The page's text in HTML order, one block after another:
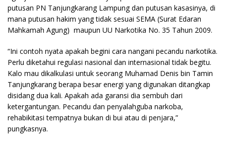
putusan PN Tanjungkarang Lampung dan putusan kasasinya, di
mana putusan hakim yang tidak sesuai SEMA (Surat Edaran
Mahkamah Agung) maupun UU Narkotika No. 35 Tahun 2009.
“Ini contoh nyata apakah begini cara nangani pecandu narkotika.
Perlu diketahui regulasi nasional dan internasional tidak begitu.
Kalo mau dikalkulasi untuk seorang Muhamad Denis bin Tamin
Tanjungkarang berapa besar energi yang digunakan ditangkap
disidang dua kali. Apakah ada garansi dia sembuh dari
ketergantungan. Pecandu dan penyalahguba narkoba,
rehabikitasi tempatnya bukan di bui atau di penjara,”
pungkasnya.